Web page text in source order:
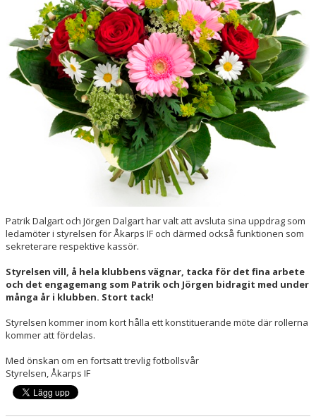
Patrik Dalgart och Jörgen Dalgart har valt att avsluta sina uppdrag som
ledamöter i styrelsen för Åkarps IF och därmed också funktionen som
sekreterare respektive kassör.
Styrelsen vill, å hela klubbens vägnar, tacka för det fina arbete
och det engagemang som Patrik och Jörgen bidragit med under
många år i klubben. Stort tack!
Styrelsen kommer inom kort hålla ett konstituerande möte där rollerna
kommer att fördelas.
Med önskan om en fortsatt trevlig fotbollsvår
Styrelsen, Åkarps IF